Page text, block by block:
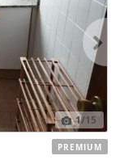
1/15
PREMIUM